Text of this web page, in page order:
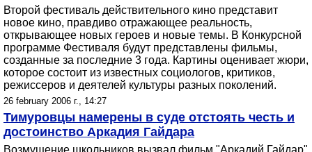
Второй фестиваль действительного кино представит
новое кино, правдиво отражающее реальность,
открывающее новых героев и новые темы. В Конкурсной
программе Фестиваля будут представлены фильмы,
созданные за последние 3 года. Картины оценивает жюри,
которое состоит из известных социологов, критиков,
режиссеров и деятелей культуры разных поколений.
26 february 2006 г., 14:27
Тимуровцы намерены в суде отстоять честь и
достоинство Аркадия Гайдара
Возмущение школьников вызвал фильм "Аркадий Гайдар"